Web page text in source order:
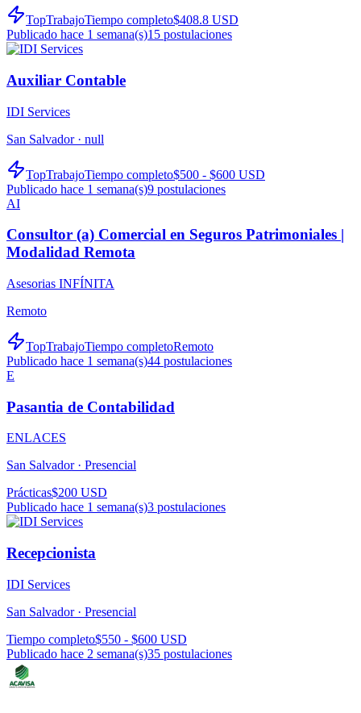
TopTrabajoTiempo completo$408.8 USD
Publicado hace 1 semana(s)15 postulaciones
Auxiliar Contable
IDI Services
San Salvador · null
TopTrabajoTiempo completo$500 - $600 USD
Publicado hace 1 semana(s)9 postulaciones
AI
Consultor (a) Comercial en Seguros Patrimoniales |
Modalidad Remota
Asesorias INFÍNITA
Remoto
TopTrabajoTiempo completoRemoto
Publicado hace 1 semana(s)44 postulaciones
E
Pasantia de Contabilidad
ENLACES
San Salvador · Presencial
Prácticas$200 USD
Publicado hace 1 semana(s)3 postulaciones
Recepcionista
IDI Services
San Salvador · Presencial
Tiempo completo$550 - $600 USD
Publicado hace 2 semana(s)35 postulaciones